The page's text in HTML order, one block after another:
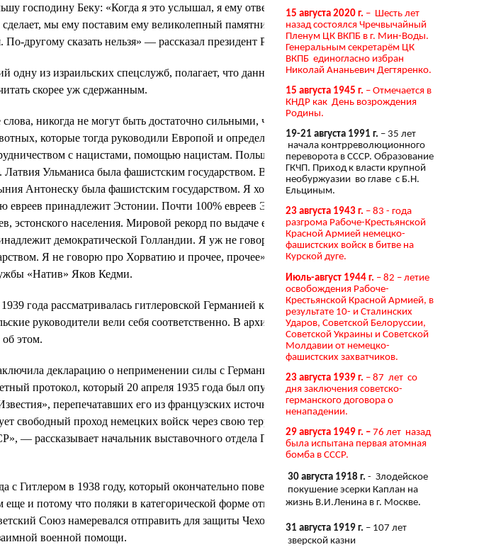
господину Беку: «Когда я это услышал, я ему ответил, — фюреру он
мы ему поставим ему великолепный памятник в Варшаве».
другому сказать нельзя» — рассказал президент России.
одну из израильских спецслужб, полагает, что данное определение в
скорее уж сдержанным.
никогда не могут быть достаточно сильными, чтобы обличить всю
которые тогда руководили Европой и определить новый порядок
с нацистами, помощью нацистам. Польша Пилсудского
Латвия Ульманиса была фашистским государством. Венгрия Хорти была
Антонеску была фашистским государством. Я хочу напомнить,
евреев принадлежит Эстонии. Почти 100% евреев Эстонии были
эстонского населения. Мировой рекорд по выдаче евреев нацистам для
демократической Голландии. Я уж не говорю про Словакию,
Я не говорю про Хорватию и прочее, прочее», — говорит
«Натив» Яков Кедми.
года рассматривалась гитлеровской Германией как ситуативный
руководители вели себя соответственно. В архивах хранятся
этом.
декларацию о неприменении силы с Германией. Вслед за этой
протокол, который 20 апреля 1935 года был опубликован в
перепечатавших его из французских источников. Было
свободный проход немецких войск через свою территорию в случае
— рассказывает начальник выставочного отдела Президентской
с Гитлером в 1938 году, который окончательно повернул ход истории в
и потому что поляки в категорической форме отказались
Союз намеревался отправить для защиты Чехословакии, с
военной помощи.
15 августа 2020 г. – Шесть лет
назад состоялся Чречвычайный
Пленум ЦК ВКПБ в г. Мин-Воды.
Генеральным секретарём ЦК
ВКПБ единогласно избран
Николай Ананьевич Дегтяренко.
15 августа 1945 г. – Отмечается в
КНДР как День возрождения
Родины.
19-21 августа 1991 г. – 35 лет
начала контрреволюционного
переворота в СССР. Образование
ГКЧП. Приход к власти крупной
необуржуазии во главе с Б.Н.
Ельциным.
23 августа 1943 г. – 83 - года
разгрома Рабоче-Крестьянской
Красной Армией немецко-
фашистских войск в битве на
Курской дуге.
Июль-август 1944 г. – 82 – летие
освобождения Рабоче-
Крестьянской Красной Армией, в
результате 10- и Сталинских
Ударов, Советской Белоруссии,
Советской Украины и Советской
Молдавии от немецко-
фашистских захватчиков.
23 августа 1939 г. – 87 лет со
дня заключения советско-
германского договора о
ненападении.
29 августа 1949 г. – 76 лет назад
была испытана первая атомная
бомба в СССР.
30 августа 1918 г. - Злодейское
покушение эсерки Каплан на
жизнь В.И.Ленина в г. Москве.
31 августа 1919 г. – 107 лет
зверской казни